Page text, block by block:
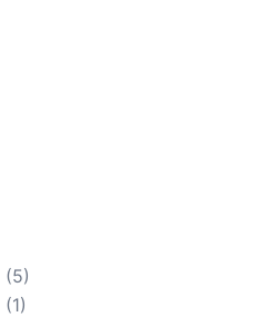
(5)
(1)